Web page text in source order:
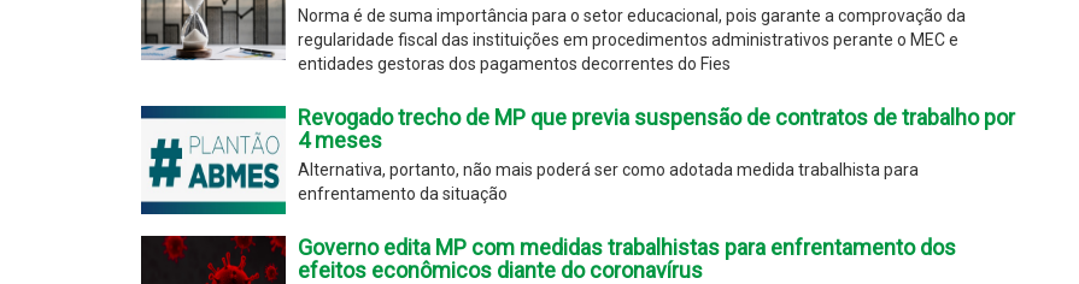
Norma é de suma importância para o setor educacional, pois garante a comprovação da
regularidade fiscal das instituições em procedimentos administrativos perante o MEC e
entidades gestoras dos pagamentos decorrentes do Fies
Revogado trecho de MP que previa suspensão de contratos de trabalho por
4 meses
Alternativa, portanto, não mais poderá ser como adotada medida trabalhista para
enfrentamento da situação
Governo edita MP com medidas trabalhistas para enfrentamento dos
efeitos econômicos diante do coronavírus